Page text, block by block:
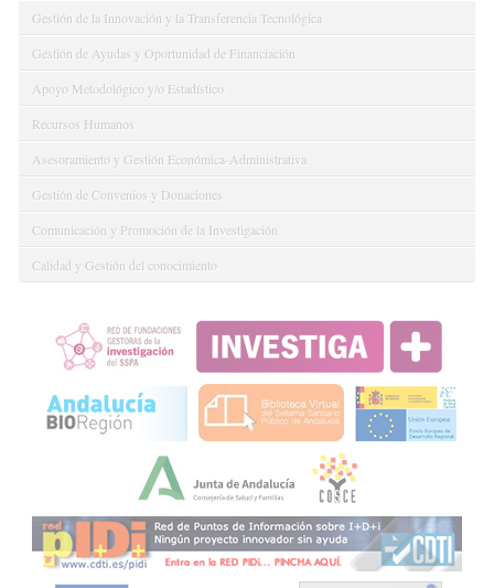
Gestión de la Innovación y la Transferencia Tecnológica
Gestión de Ayudas y Oportunidad de Financiación
Apoyo Metodológico y/o Estadístico
Recursos Humanos
Asesoramiento y Gestión Económica-Administrativa
Gestión de Convenios y Donaciones
Comunicación y Promoción de la Investigación
Calidad y Gestión del conocimiento